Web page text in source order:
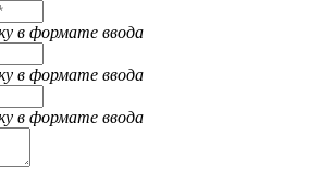
в формате ввода
в формате ввода
в формате ввода